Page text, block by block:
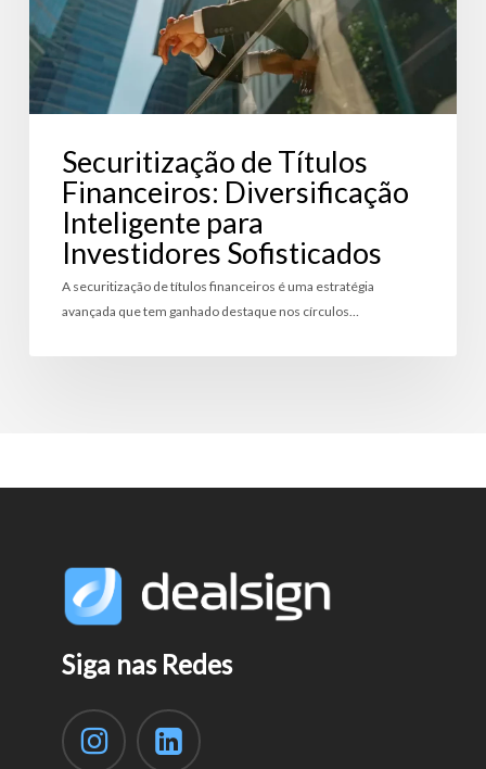
Investidores
Sofisticados
Securitização de Títulos
Financeiros: Diversificação
Inteligente para
Investidores Sofisticados
A securitização de títulos financeiros é uma estratégia
avançada que tem ganhado destaque nos círculos…
Siga nas Redes